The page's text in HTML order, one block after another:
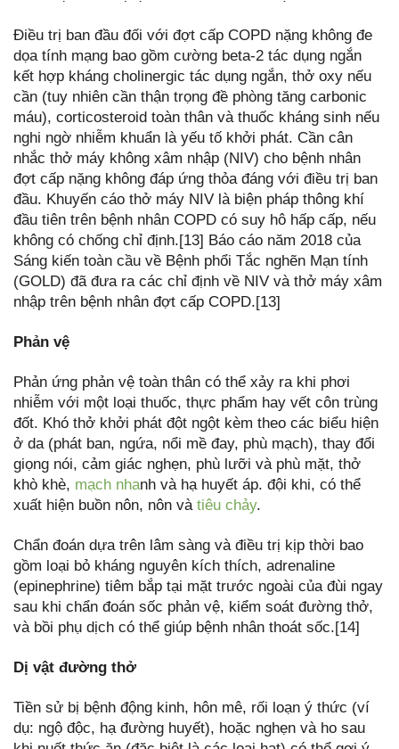
Điều trị ban đầu đối với đợt cấp COPD nặng không đe
dọa tính mạng bao gồm cường beta-2 tác dụng ngắn
kết hợp kháng cholinergic tác dụng ngắn, thở oxy nếu
cần (tuy nhiên cần thận trọng đề phòng tăng carbonic
máu), corticosteroid toàn thân và thuốc kháng sinh nếu
nghi ngờ nhiễm khuẩn là yếu tố khởi phát. Cần cân
nhắc thở máy không xâm nhập (NIV) cho bệnh nhân
đợt cấp nặng không đáp ứng thỏa đáng với điều trị ban
đầu. Khuyến cáo thở máy NIV là biện pháp thông khí
đầu tiên trên bệnh nhân COPD có suy hô hấp cấp, nếu
không có chống chỉ định.[13] Báo cáo năm 2018 của
Sáng kiến toàn cầu về Bệnh phổi Tắc nghẽn Mạn tính
(GOLD) đã đưa ra các chỉ định về NIV và thở máy xâm
nhập trên bệnh nhân đợt cấp COPD.[13]
Phản vệ
Phản ứng phản vệ toàn thân có thể xảy ra khi phơi
nhiễm với một loại thuốc, thực phẩm hay vết côn trùng
đốt. Khó thở khởi phát đột ngột kèm theo các biểu hiện
ở da (phát ban, ngứa, nổi mề đay, phù mạch), thay đổi
giọng nói, cảm giác nghẹn, phù lưỡi và phù mặt, thở
khò khè, mạch nhanh và hạ huyết áp. đội khi, có thể
xuất hiện buồn nôn, nôn và tiêu chảy.
Chẩn đoán dựa trên lâm sàng và điều trị kịp thời bao
gồm loại bỏ kháng nguyên kích thích, adrenaline
(epinephrine) tiêm bắp tại mặt trước ngoài của đùi ngay
sau khi chẩn đoán sốc phản vệ, kiểm soát đường thở,
và bồi phụ dịch có thể giúp bệnh nhân thoát sốc.[14]
Dị vật đường thở
Tiền sử bị bệnh động kinh, hôn mê, rối loạn ý thức (ví
dụ: ngộ độc, hạ đường huyết), hoặc nghẹn và ho sau